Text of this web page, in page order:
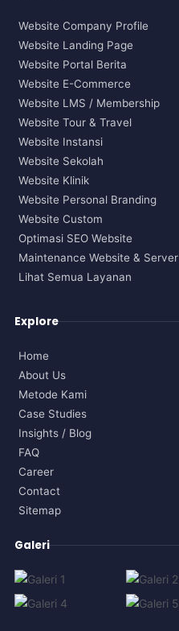
Website Company Profile
Website Landing Page
Website Portal Berita
Website E-Commerce
Website LMS / Membership
Website Tour & Travel
Website Instansi
Website Sekolah
Website Klinik
Website Personal Branding
Website Custom
Optimasi SEO Website
Maintenance Website & Server
Lihat Semua Layanan
Explore
Home
About Us
Metode Kami
Case Studies
Insights / Blog
FAQ
Career
Contact
Sitemap
Galeri